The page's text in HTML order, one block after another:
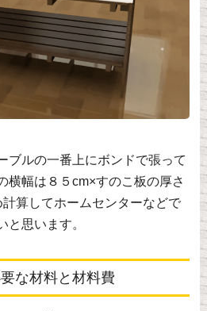
ブルの一番上にボンドで張って
横幅は８５cm×すのこ板の厚さ
算してホームセンターなどで
と思います。
な材料と材料費